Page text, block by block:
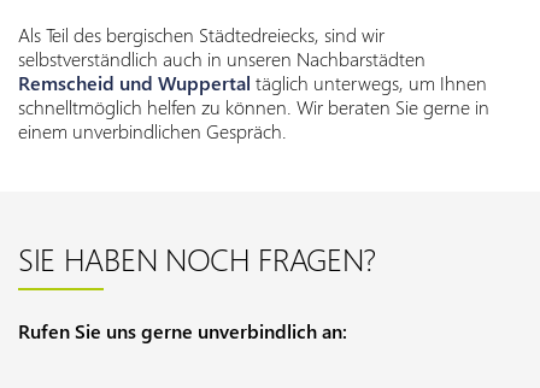
Als Teil des bergischen Städtedreiecks, sind wir
selbstverständlich auch in unseren Nachbarstädten
Remscheid und Wuppertal täglich unterwegs, um Ihnen
schnelltmöglich helfen zu können. Wir beraten Sie gerne in
einem unverbindlichen Gespräch.
SIE HABEN NOCH FRAGEN?
Rufen Sie uns gerne unverbindlich an: